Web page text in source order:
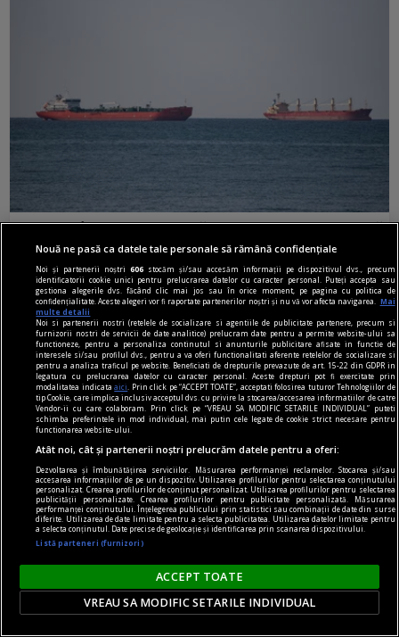
Tensiuni în Marea Neagră: Turcia restricționează
tranzitul navelor după escaladarea atacurilor
Turcia restricționează accesul unor nave
comerciale în Marea Neagră, în contextul în care
guvernul de la Ankara este tot mai preocupat de
intensificarea atacurilor rusești și ucrainene
asupra navelor din regiune.
Tragedia ascunsă de regimul comunist: Avionul
Nouă ne pasă ca datele tale personale să rămână confidențiale
Noi și partenerii noștri606 stocăm și/sau accesăm informații pe dispozitivul dvs., precum
identificatorii cookie unici pentru prelucrarea datelor cu caracter personal. Puteți accepta sau
gestiona alegerile dvs. făcând clic mai jos sau în orice moment, pe pagina cu politica de
confidențialitate. Aceste alegeri vor fi raportate partenerilor noștri și nu vă vor afecta navigarea.
Mai
multe detalii
Noi si partenerii nostri (retelele de socializare si agentiile de publicitate partenere, precum si
furnizorii nostri de servicii de date analitice) prelucram date pentru a permite website-ului sa
functioneze, pentru a personaliza continutul si anunturile publicitare afisate in functie de
interesele si/sau profilul dvs., pentru a va oferi functionalitati aferente retelelor de socializare si
pentru a analiza traficul pe website. Beneficiati de drepturile prevazute de art. 15-22 din GDPR in
legatura cu prelucrarea datelor cu caracter personal. Aceste drepturi pot fi exercitate prin
modalitatea indicataaici
. Prin click pe “ACCEPT TOATE”, acceptati folosirea tuturor Tehnologiilor de
tip Cookie, care implica inclusiv acceptul dvs. cu privire la stocarea/accesarea informatiilor de catre
Vendor-ii cu care colaboram. Prin click pe “VREAU SA MODIFIC SETARILE INDIVIDUAL” puteti
schimba preferintele in mod individual, mai putin cele legate de cookie strict necesare pentru
functionarea website-ului.
Atât noi, cât și partenerii noștri prelucrăm datele pentru a oferi:
Dezvoltarea și îmbunătățirea serviciilor. Măsurarea performanței reclamelor. Stocarea și/sau
accesarea informațiilor de pe un dispozitiv. Utilizarea profilurilor pentru selectarea conținutului
personalizat. Crearea profilurilor de conținut personalizat. Utilizarea profilurilor pentru selectarea
publicității personalizate. Crearea profilurilor pentru publicitate personalizată. Măsurarea
performanței conținutului. Înțelegerea publicului prin statistici sau combinații de date din surse
diferite. Utilizarea de date limitate pentru a selecta publicitatea. Utilizarea datelor limitate pentru
a selecta conținutul. Date precise de geolocație și identificarea prin scanarea dispozitivului.
Listă parteneri (furnizori)
ACCEPT TOATE
VREAU SA MODIFIC SETARILE INDIVIDUAL